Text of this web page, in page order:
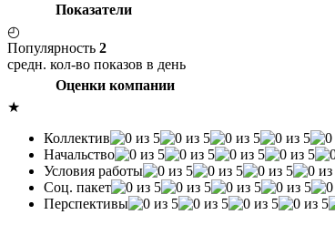
Показатели
◴
Популярность 2
средн. кол-во показов в день
Оценки компании
★
Коллектив
Начальство
Условия работы
Соц. пакет
Перспективы